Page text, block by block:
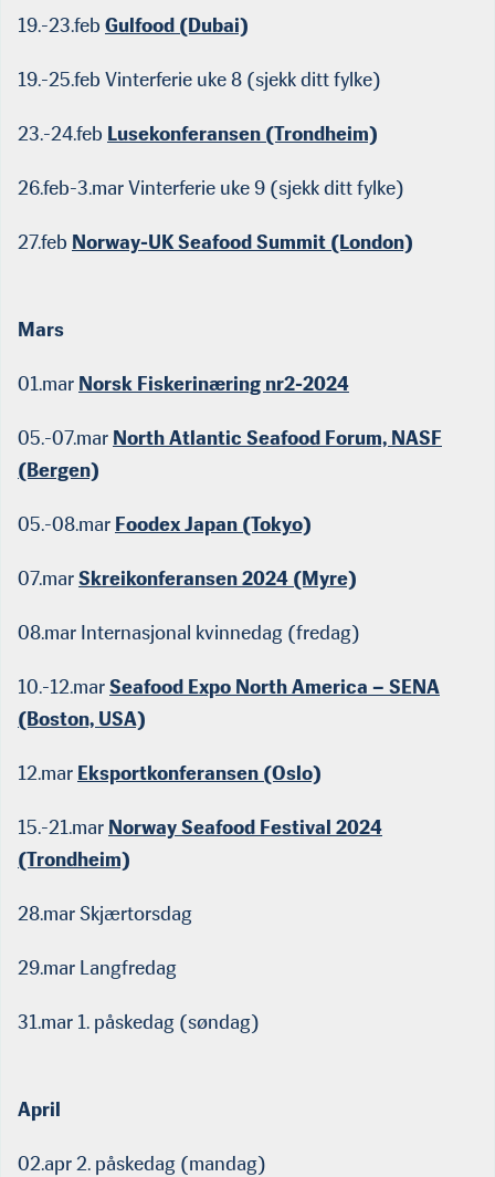
19.-23.feb Gulfood (Dubai)
19.-25.feb Vinterferie uke 8 (sjekk ditt fylke)
23.-24.feb Lusekonferansen (Trondheim)
26.feb-3.mar Vinterferie uke 9 (sjekk ditt fylke)
27.feb Norway-UK Seafood Summit (London)
Mars
01.mar Norsk Fiskerinæring nr2-2024
05.-07.mar North Atlantic Seafood Forum, NASF
(Bergen)
05.-08.mar Foodex Japan (Tokyo)
07.marSkreikonferansen 2024 (Myre)
08.mar Internasjonal kvinnedag (fredag)
10.-12.marSeafood Expo North America – SENA
(Boston, USA)
12.mar Eksportkonferansen (Oslo)
15.-21.mar Norway Seafood Festival 2024
(Trondheim)
28.mar Skjærtorsdag
29.mar Langfredag
31.mar 1. påskedag (søndag)
April
02.apr 2. påskedag (mandag)